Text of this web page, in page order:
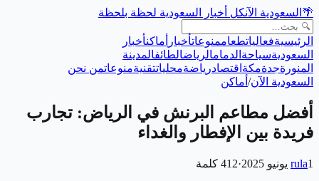
🌴 السعودية الآنكل أخبار السعودية لحظة بلحظة
الرئيسيةفعالياتطعاممنوعاتأخبار أماكنأخبار
السعوديةسياحة الدمامالرياضالطائفالمدينة
المنورةجدةمكة اقتصادرياضةمحلياتتقنيةمنوعاتمن نحن
السعودية الآن/ أماكن
أفضل مطاعم البرنش في الرياض: تجارب
فريدة بين الإفطار والغداء
rula1 يونيو 2025 ·
412 كلمة